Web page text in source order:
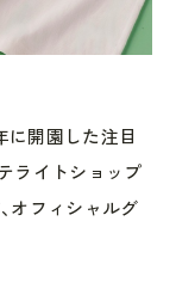
に開園した注目
ライトショップ
オフィシャルグ